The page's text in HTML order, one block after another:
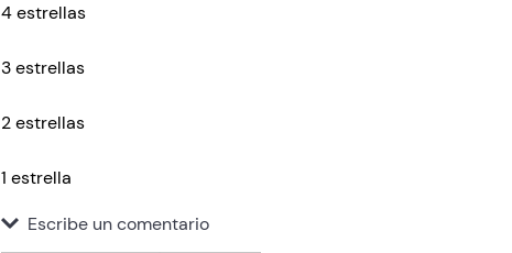
4 estrellas
3 estrellas
2 estrellas
1 estrella
Escribe un comentario